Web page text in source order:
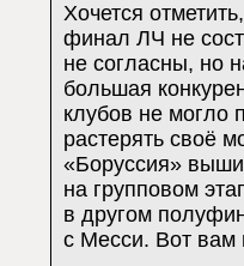
Хочется
финал ЛЧ не
не согласны, но
большая
клубов не могло
растерять своё
«Боруссия»
на групповом
в другом
с Месси. Вот вам